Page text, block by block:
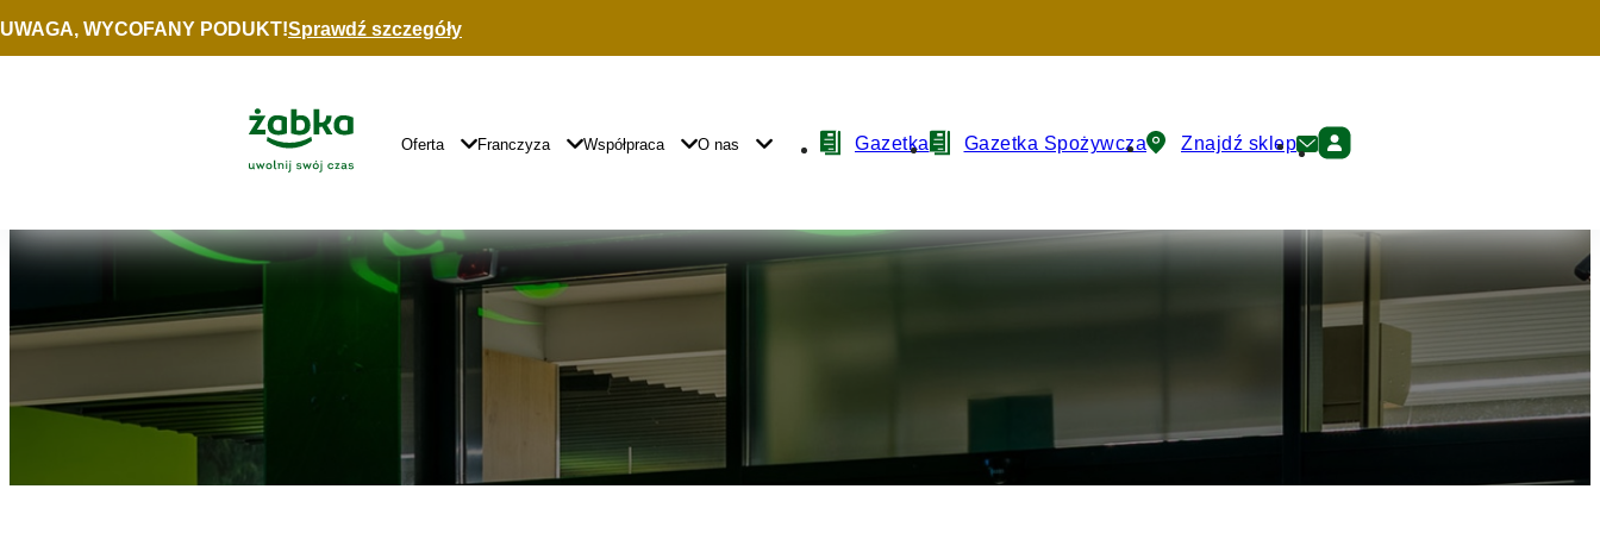
Idź do treści
UWAGA, WYCOFANY PODUKT!Sprawdź szczegóły
Główne
Logo
Główna
Nawigacja
Oferta Franczyza Współpraca O nas
NawigacjaGazetka Gazetka Spożywcza Znajdź sklep